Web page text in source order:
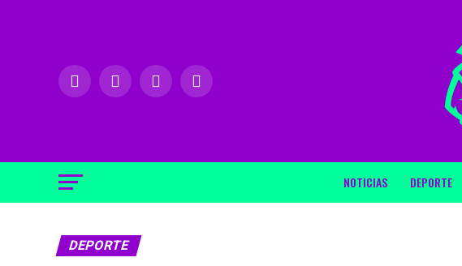
NOTICIAS DEPORTE
DEPORTE